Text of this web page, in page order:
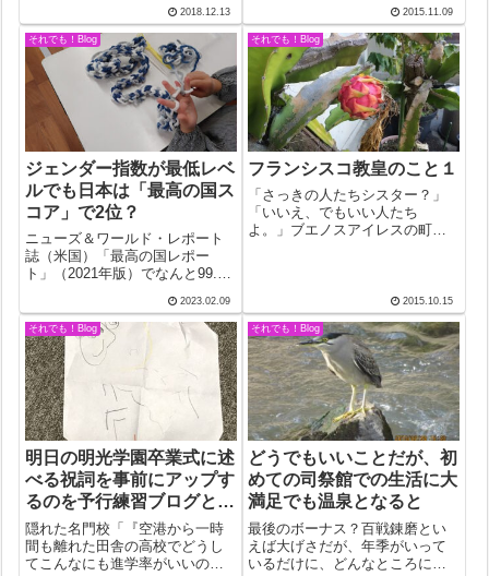
意の生徒指導が子供を自殺に追
い込んだ事件があった。担任の
先生は、現場から外されたとい
う。詳しいことはわからない
が、先生を責める気...
2018.12.13
符を確認させてください。」目
をあげると、客室乗務員の女性
が横に立った。自席...
2015.11.09
それでも！Blog
ジェンダー指数が最低レベ
ルでも日本は「最高の国ス
コア」で2位？
ニューズ＆ワールド・レポート
誌（米国）「最高の国レポー
ト」（2021年版）でなんと99.1
に次いで世界2位！しかも、起業
家精神は世界トップだというか
ら、おもわず「ホントニ？」と
返したくなる。確かに、手放し
で喜べ...
2023.02.09
それでも！Blog
フランシスコ教皇のこと１
「さっきの人たちシスター？」
「いいえ、でもいい人たち
よ。」ブエノスアイレスの町を
ジョージ・マリオ・ベルゴグリ
オが尋ねた時のことだ。それと
いうのも、彼女たちが...
2015.10.15
それでも！Blog
明日の明光学園卒業式に述
べる祝詞を事前にアップす
るのを予行練習ブログとい
うことにした
隠れた名門校「『空港から一時
間も離れた田舎の高校でどうし
てこんなにも進学率がいいのか
それでも！Blog
どうでもいいことだが、初
めての司祭館での生活に大
満足でも温泉となると
最後のボーナス？百戦錬磨とい
えば大げさだが、年季がいって
いるだけに、どんなところに移